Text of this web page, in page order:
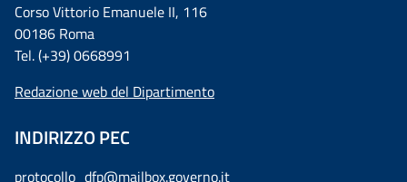
Corso Vittorio Emanuele II, 116
00186 Roma
Tel. (+39) 0668991
Redazione web del Dipartimento
INDIRIZZO PEC
protocollo_dfp@mailbox.governo.it